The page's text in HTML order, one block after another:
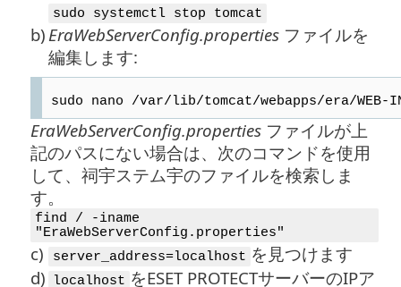
sudo systemctl stop tomcat
b) EraWebServerConfig.properties ファイルを
編集します:
sudo nano /var/lib/tomcat/webapps/era/
EraWebServerConfig.properties ファイルが上
記のパスにない場合は、次のコマンドを使用
して、祠宇ステム宇のファイルを検索しま
す。
find / -iname
"EraWebServerConfig.properties"
c) server_address=localhost を見つけます
d)
localhost をESET PROTECTサーバーのIPア